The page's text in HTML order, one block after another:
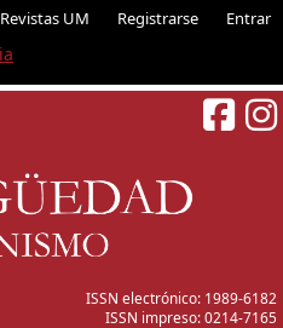
Revistas UM Registrarse Entrar
ISSN electrónico: 1989-6182
ISSN impreso:0214-7165